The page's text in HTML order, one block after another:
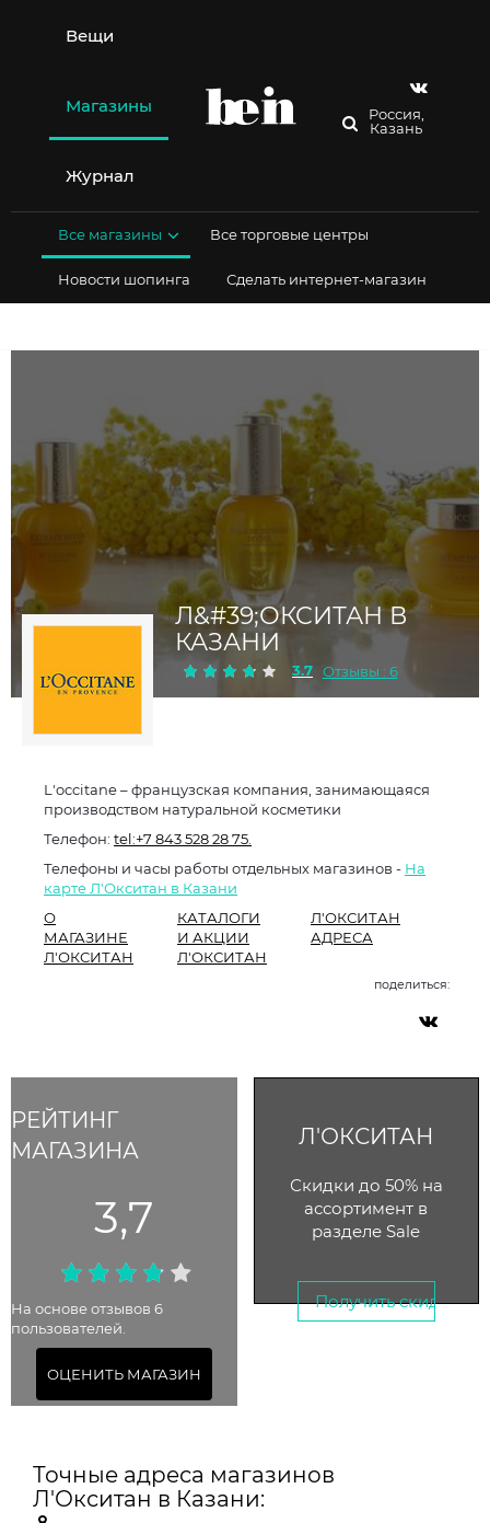
содержимому
Вещи
Магазины
Журнал
Россия,
Казань
Все магазины Все торговые центры
Новости шопинга Сделать интернет-магазин
Л&#39;ОКСИТАН В
КАЗАНИ
3.7 Отзывы : 6
РЕЙТИНГ
МАГАЗИНА
3,7
На основе отзывов 6
пользователей.
ОЦЕНИТЬ МАГАЗИН
L'occitane – французская компания, занимающаяся
производством натуральной косметики
Телефон: tel:+7 843 528 28 75.
Телефоны и часы работы отдельных магазинов - На
карте Л'Окситан в Казани
О
МАГАЗИНЕ
Л'ОКСИТАН
КАТАЛОГИ
И АКЦИИ
Л'ОКСИТАН
Л'ОКСИТАН
АДРЕСА
поделиться:
Л'ОКСИТАН
Скидки до 50% на
ассортимент в
разделе Sale
Получить скидку →
Точные адреса магазинов
Л'Окситан в Казани: